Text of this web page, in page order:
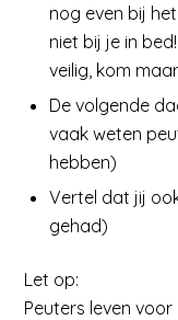
nog even bij
niet bij je in
veilig, kom
De volgende
vaak weten
hebben)
Vertel dat jij
gehad)
Let op:
Peuters leven